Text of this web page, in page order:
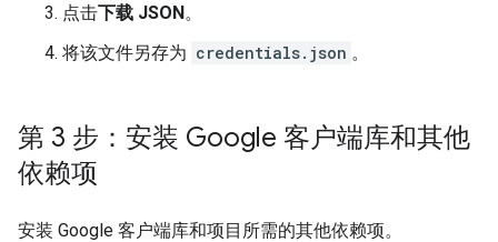
点击下载 JSON。
将该文件另存为 credentials.json 。
第 3 步：安装 Google 客户端库和其他
依赖项
安装 Google 客户端库和项目所需的其他依赖项。